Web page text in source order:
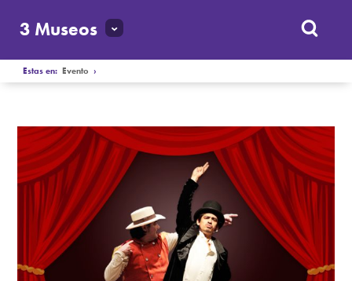
3 Museos
Estas en:Evento ›